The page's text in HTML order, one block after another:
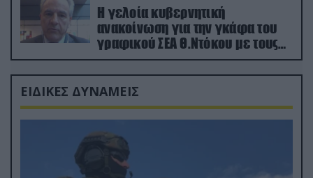
Η γελοία κυβερνητική
ανακοίνωση για την γκάφα του
γραφικού ΣΕΑ Θ.Ντόκου με τους
Ρώσους φαρσέρ
ΕΙΔΙΚΕΣ ΔΥΝΑΜΕΙΣ